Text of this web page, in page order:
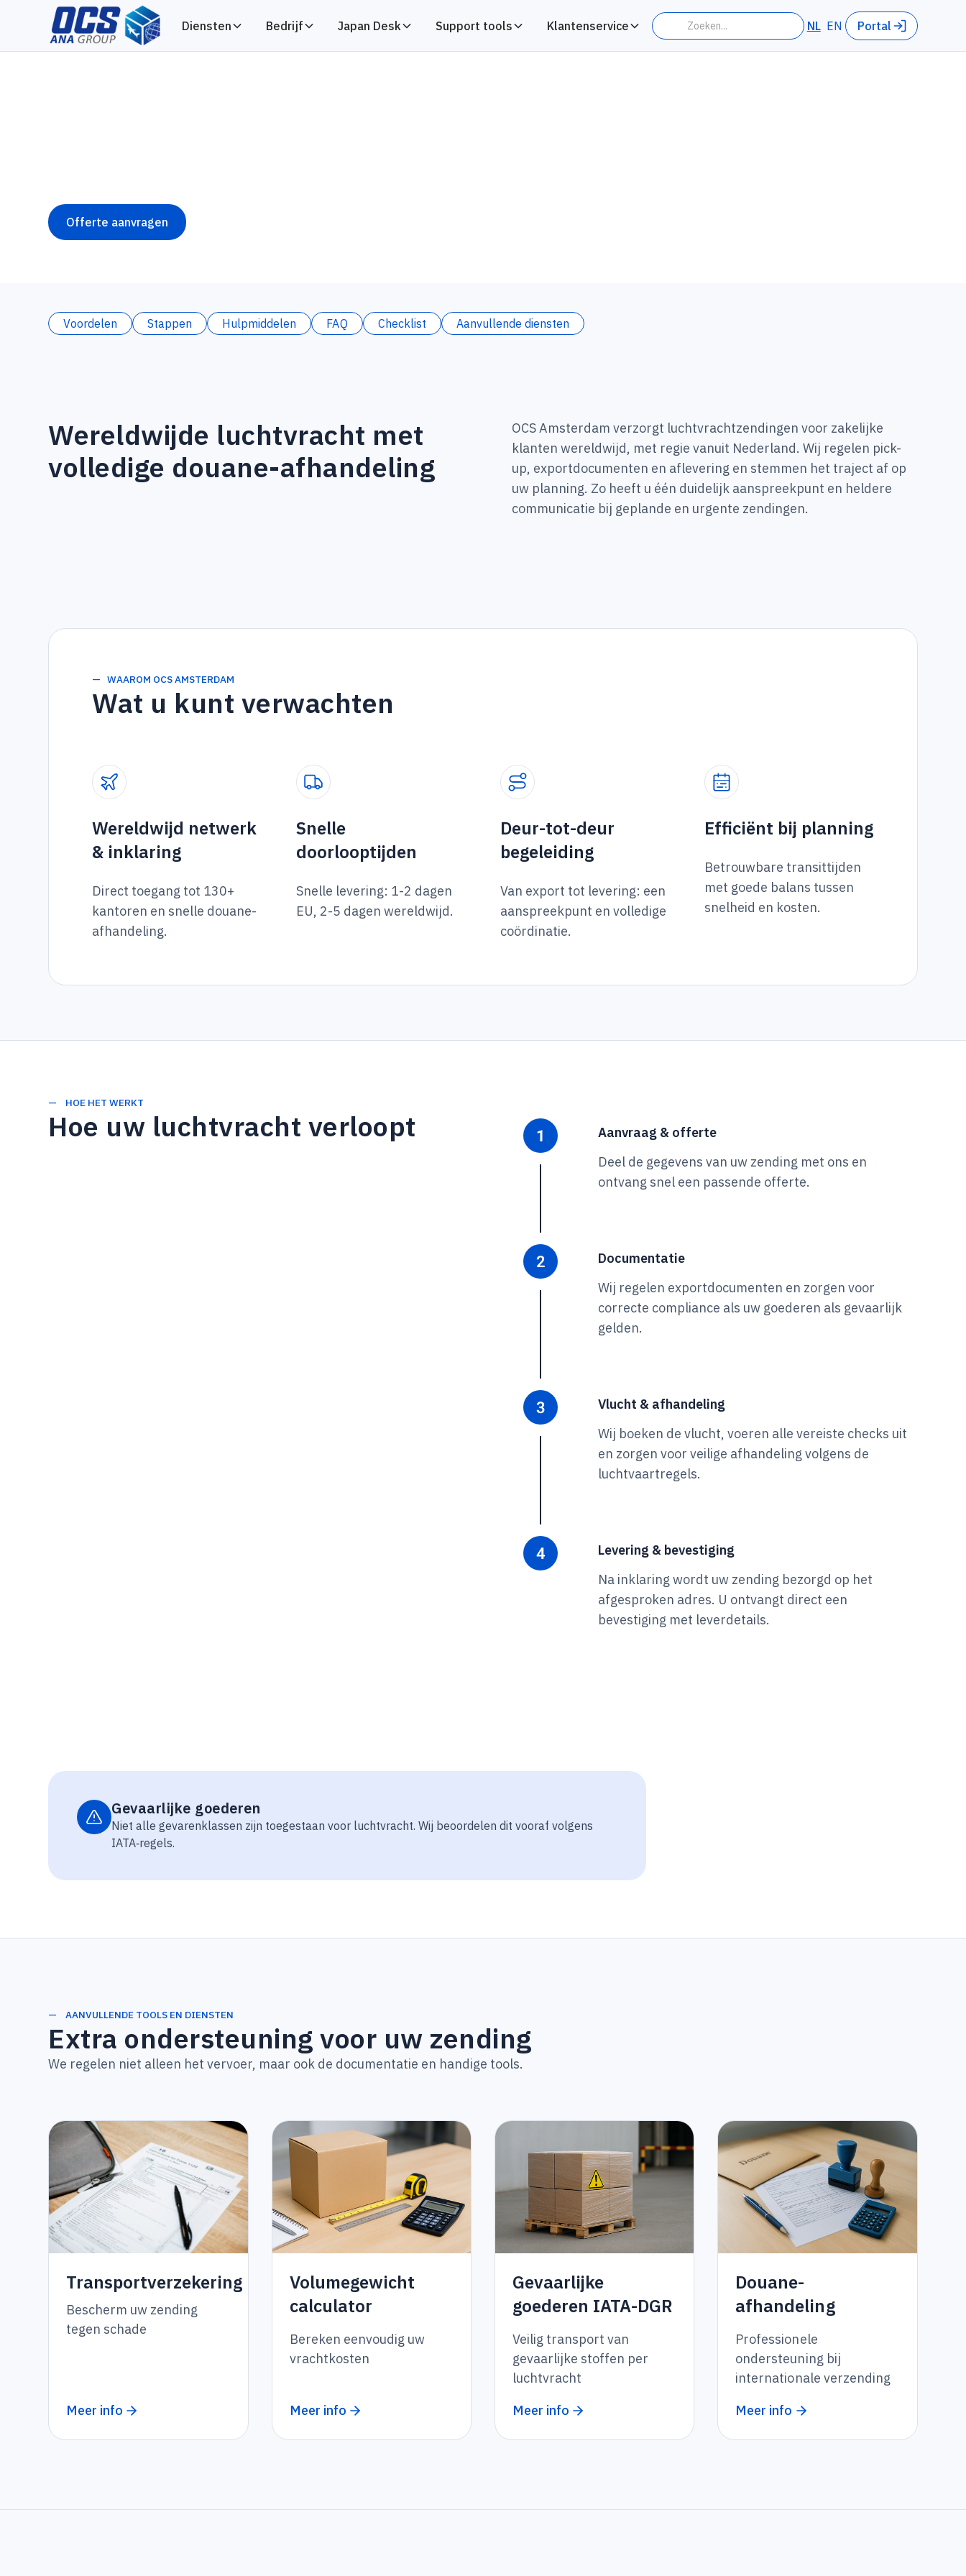
Diensten Bedrijf Japan Desk Support tools Klantenservice NL EN Portal
Offerte aanvragen
Voordelen Stappen Hulpmiddelen FAQ Checklist Aanvullende diensten
Wereldwijde luchtvracht met
volledige douane-afhandeling
OCS Amsterdam verzorgt luchtvrachtzendingen voor zakelijke
klanten wereldwijd, met regie vanuit Nederland. Wij regelen pick-
up, exportdocumenten en aflevering en stemmen het traject af op
uw planning. Zo heeft u één duidelijk aanspreekpunt en heldere
communicatie bij geplande en urgente zendingen.
— WAAROM OCS AMSTERDAM
Wat u kunt verwachten
Wereldwijd netwerk
& inklaring
Direct toegang tot 130+
kantoren en snelle douane-
afhandeling.
Snelle
doorlooptijden
Snelle levering: 1-2 dagen
EU, 2-5 dagen wereldwijd.
Deur-tot-deur
begeleiding
Van export tot levering: een
aanspreekpunt en volledige
coördinatie.
Efficiënt bij planning
Betrouwbare transittijden
met goede balans tussen
snelheid en kosten.
— HOE HET WERKT
Hoe uw luchtvracht verloopt
Aanvraag & offerte
Deel de gegevens van uw zending met ons en
ontvang snel een passende offerte.
Documentatie
Wij regelen exportdocumenten en zorgen voor
correcte compliance als uw goederen als gevaarlijk
gelden.
Vlucht & afhandeling
Wij boeken de vlucht, voeren alle vereiste checks uit
en zorgen voor veilige afhandeling volgens de
luchtvaartregels.
Levering & bevestiging
Na inklaring wordt uw zending bezorgd op het
afgesproken adres. U ontvangt direct een
bevestiging met leverdetails.
Gevaarlijke goederen
Niet alle gevarenklassen zijn toegestaan voor luchtvracht. Wij beoordelen dit vooraf volgens
IATA‑regels.
— AANVULLENDE TOOLS EN DIENSTEN
Extra ondersteuning voor uw zending
We regelen niet alleen het vervoer, maar ook de documentatie en handige tools.
Transportverzekering
Bescherm uw zending
tegen schade
Meer info
Volumegewicht
calculator
Bereken eenvoudig uw
vrachtkosten
Meer info
Gevaarlijke
goederen IATA-DGR
Veilig transport van
gevaarlijke stoffen per
luchtvracht
Meer info
Douane-
afhandeling
Professionele
ondersteuning bij
internationale verzending
Meer info